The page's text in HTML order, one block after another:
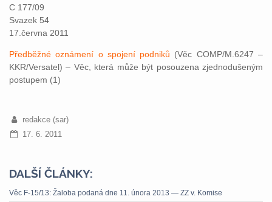
C 177/09
Svazek 54
17.června 2011
Předběžné oznámení o spojení podniků (Věc COMP/M.6247 –
KKR/Versatel) – Věc, která může být posouzena zjednodušeným
postupem (1)
redakce (sar)
17. 6. 2011
DALŠÍ ČLÁNKY:
Věc F-15/13: Žaloba podaná dne 11. února 2013 — ZZ v. Komise